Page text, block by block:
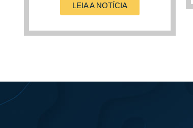
LEIA A NOTÍCIA